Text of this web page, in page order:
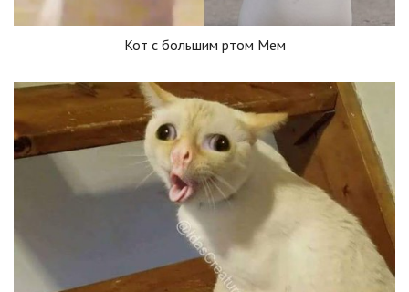
Кот с большим ртом Мем